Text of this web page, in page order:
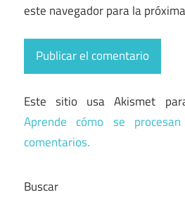
este navegador para la
Este sitio usa Akismet
Aprende cómo se
comentarios.
Buscar